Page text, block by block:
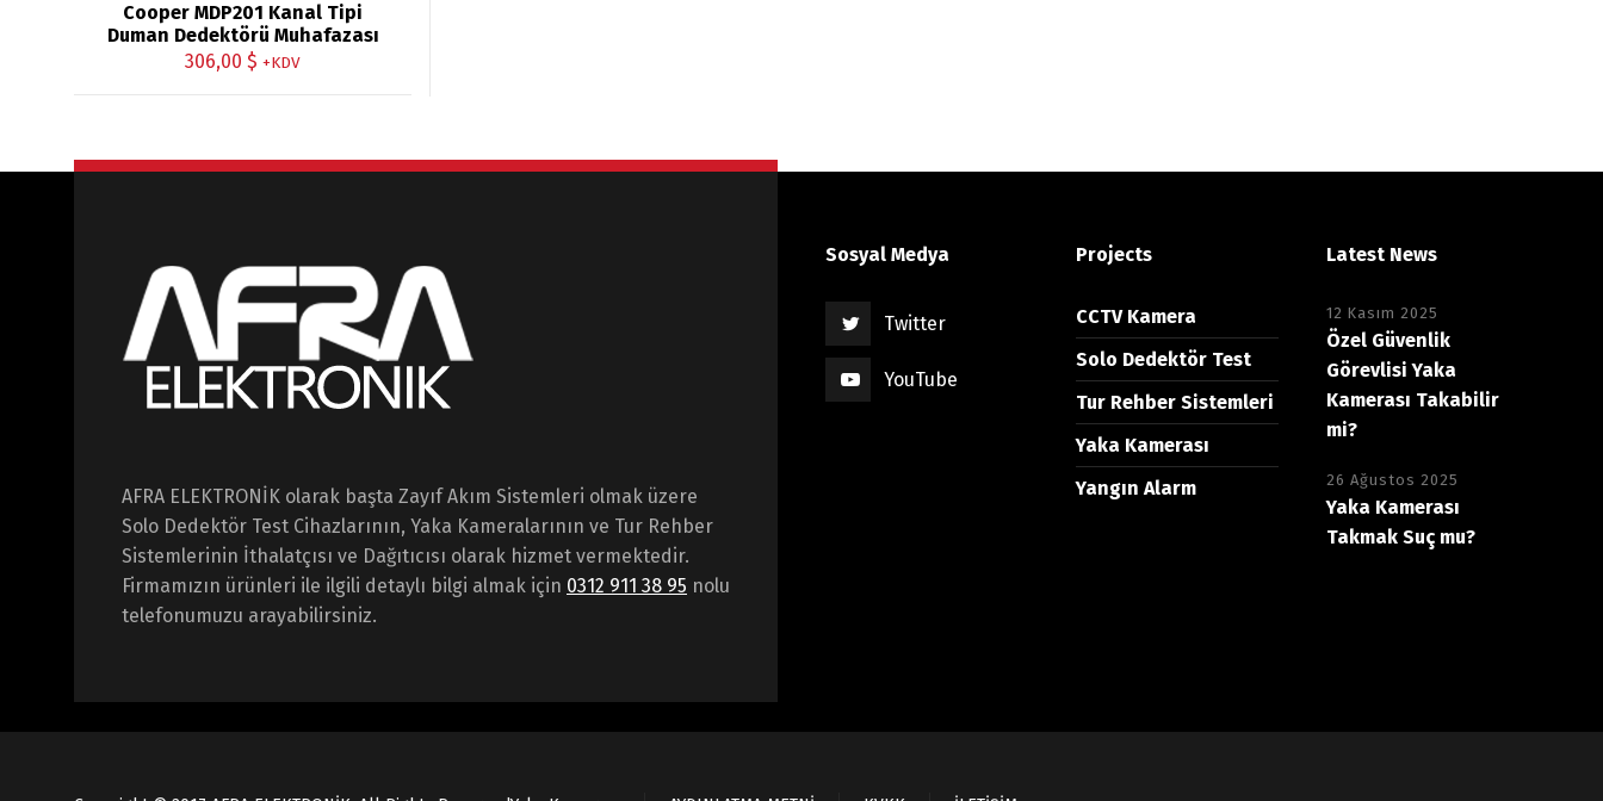
Cooper MDP201 Kanal Tipi
Duman Dedektörü Muhafazası
306,00$ +KDV
AFRA ELEKTRONİK olarak başta Zayıf Akım Sistemleri olmak üzere
Solo Dedektör Test Cihazlarının, Yaka Kameralarının ve Tur Rehber
Sistemlerinin İthalatçısı ve Dağıtıcısı olarak hizmet vermektedir.
Firmamızın ürünleri ile ilgili detaylı bilgi almak için 0312 911 38 95 nolu
telefonumuzu arayabilirsiniz.
Sosyal Medya
Twitter
YouTube
Projects
CCTV Kamera
Solo Dedektör Test
Tur Rehber Sistemleri
Yaka Kamerası
Yangın Alarm
Latest News
12 Kasım 2025
Özel Güvenlik
Görevlisi Yaka
Kamerası Takabilir
mi?
26 Ağustos 2025
Yaka Kamerası
Takmak Suç mu?